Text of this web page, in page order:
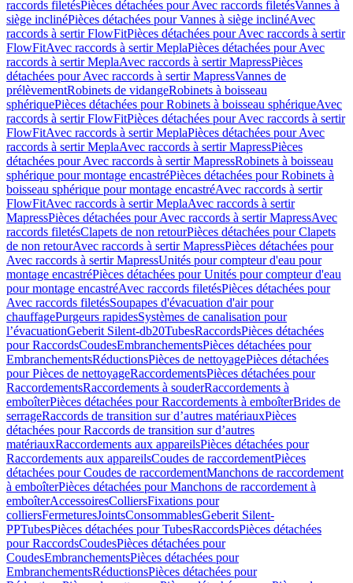
raccords filetésPièces détachées pour Avec raccords filetésVannes à
siège inclinéPièces détachées pour Vannes à siège inclinéAvec
raccords à sertir FlowFitPièces détachées pour Avec raccords à sertir
FlowFitAvec raccords à sertir MeplaPièces détachées pour Avec
raccords à sertir MeplaAvec raccords à sertir MapressPièces
détachées pour Avec raccords à sertir MapressVannes de
prélèvementRobinets de vidangeRobinets à boisseau
sphériquePièces détachées pour Robinets à boisseau sphériqueAvec
raccords à sertir FlowFitPièces détachées pour Avec raccords à sertir
FlowFitAvec raccords à sertir MeplaPièces détachées pour Avec
raccords à sertir MeplaAvec raccords à sertir MapressPièces
détachées pour Avec raccords à sertir MapressRobinets à boisseau
sphérique pour montage encastréPièces détachées pour Robinets à
boisseau sphérique pour montage encastréAvec raccords à sertir
FlowFitAvec raccords à sertir MeplaAvec raccords à sertir
MapressPièces détachées pour Avec raccords à sertir MapressAvec
raccords filetésClapets de non retourPièces détachées pour Clapets
de non retourAvec raccords à sertir MapressPièces détachées pour
Avec raccords à sertir MapressUnités pour compteur d'eau pour
montage encastréPièces détachées pour Unités pour compteur d'eau
pour montage encastréAvec raccords filetésPièces détachées pour
Avec raccords filetésSoupapes d'évacuation d'air pour
chauffagePurgeurs rapidesSystèmes de canalisation pour
l’évacuationGeberit Silent-db20TubesRaccordsPièces détachées
pour RaccordsCoudesEmbranchementsPièces détachées pour
EmbranchementsRéductionsPièces de nettoyagePièces détachées
pour Pièces de nettoyageRaccordementsPièces détachées pour
RaccordementsRaccordements à souderRaccordements à
emboîterPièces détachées pour Raccordements à emboîterBrides de
serrageRaccords de transition sur d’autres matériauxPièces
détachées pour Raccords de transition sur d’autres
matériauxRaccordements aux appareilsPièces détachées pour
Raccordements aux appareilsCoudes de raccordementPièces
détachées pour Coudes de raccordementManchons de raccordement
à emboîterPièces détachées pour Manchons de raccordement à
emboîterAccessoiresColliersFixations pour
colliersFermeturesJointsConsommablesGeberit Silent-
PPTubesPièces détachées pour TubesRaccordsPièces détachées
pour RaccordsCoudesPièces détachées pour
CoudesEmbranchementsPièces détachées pour
EmbranchementsRéductionsPièces détachées pour